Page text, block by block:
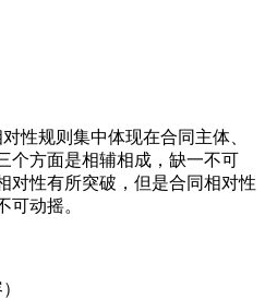
规则集中体现在合同主体、
个方面是相辅相成，缺一不可
对性有所突破，但是合同相对性
可动摇。